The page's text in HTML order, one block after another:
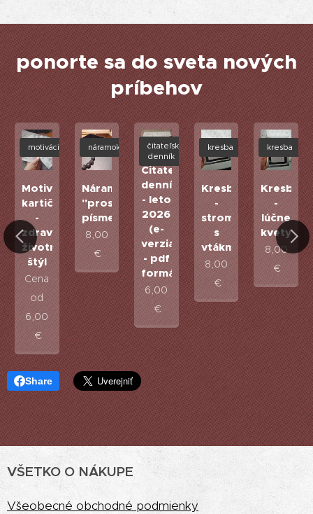
ponorte sa do sveta nových
príbehov
Motivačné
kartičky
-
zdravý
životný
štýl
motivácia
Cena
od
6,00
€
Náramok
"prosím
písmeno"
náramok
8,00
€
Čitateľský
denník
- leto
2026
(e-
verzia
- pdf
formát)
čitateľský
denník
6,00
€
Kresba
-
stromy
s
vtákmi
kresba
8,00
€
Kresba
-
lúčne
kvety
kresba
8,00
€
Share
VŠETKO O NÁKUPE
Všeobecné obchodné podmienky